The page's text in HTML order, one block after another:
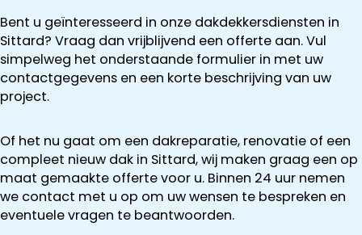
Bent u geïnteresseerd in onze dakdekkersdiensten in
Sittard? Vraag dan vrijblijvend een offerte aan. Vul
simpelweg het onderstaande formulier in met uw
contactgegevens en een korte beschrijving van uw
project.
Of het nu gaat om een dakreparatie, renovatie of een
compleet nieuw dak in Sittard, wij maken graag een op
maat gemaakte offerte voor u. Binnen 24 uur nemen
we contact met u op om uw wensen te bespreken en
eventuele vragen te beantwoorden.